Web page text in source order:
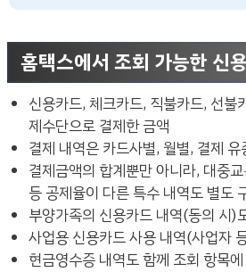
홈택스에서 조회 가능한 신
신용카드, 체크카드, 직불카드, 선불
제수단으로 결제한 금액
결제 내역은 카드사별, 월별, 결제
결제금액의 합계뿐만 아니라, 대중
등 공제율이 다른 특수 내역도 별도
부양가족의 신용카드 내역(동의 시)
사업용 신용카드 사용 내역(사업자
현금영수증 내역도 함께 조회 항목